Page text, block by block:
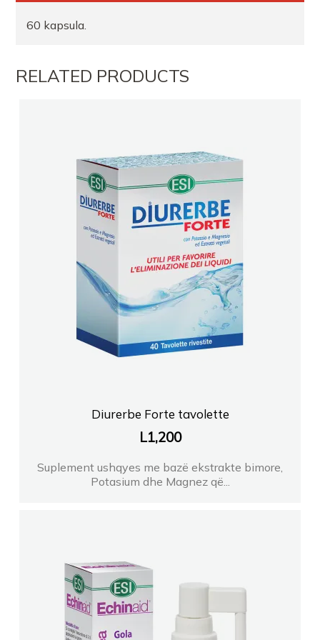
FARMACI DAJA
FARMACI ISARTI TIRANE
Farmaci Dite Nate 65
Farmaci Dite Nate 100
Farmaci Healthcare Xhuli
Farmaci Dite Nate 100
FARMACI SUELA DURRES
60 kapsula.
RELATED PRODUCTS
Diurerbe Forte tavolette
L1,200
Suplement ushqyes me bazë ekstrakte bimore,
Potasium dhe Magnez që...